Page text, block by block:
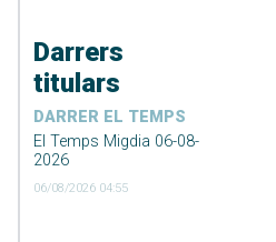
Darrers
titulars
DARRER EL TEMPS
El Temps Migdia 06-08-
2026
06/08/2026 04:55